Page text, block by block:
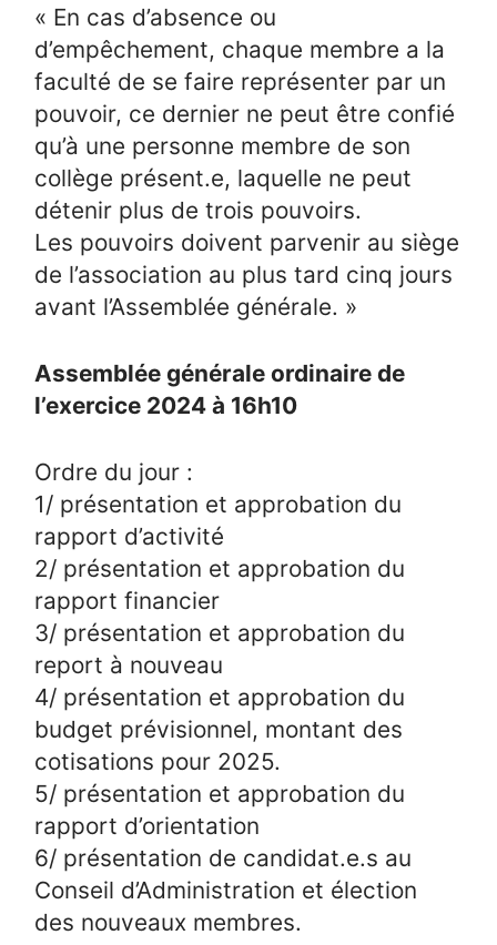
« En cas d’absence ou
d’empêchement, chaque membre a la
faculté de se faire représenter par un
pouvoir, ce dernier ne peut être confié
qu’à une personne membre de son
collège présent.e, laquelle ne peut
détenir plus de trois pouvoirs.
Les pouvoirs doivent parvenir au siège
de l’association au plus tard cinq jours
avant l’Assemblée générale. »
Assemblée générale ordinaire de
l’exercice 2024 à 16h10
Ordre du jour :
1/ présentation et approbation du
rapport d’activité
2/ présentation et approbation du
rapport financier
3/ présentation et approbation du
report à nouveau
4/ présentation et approbation du
budget prévisionnel, montant des
cotisations pour 2025.
5/ présentation et approbation du
rapport d’orientation
6/ présentation de candidat.e.s au
Conseil d’Administration et élection
des nouveaux membres.